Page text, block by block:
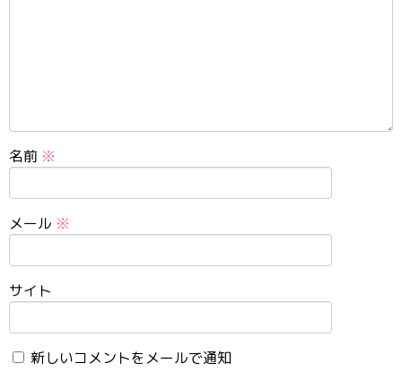
名前 ※
メール ※
サイト
新しいコメントをメールで通知